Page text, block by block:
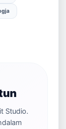
Studio.